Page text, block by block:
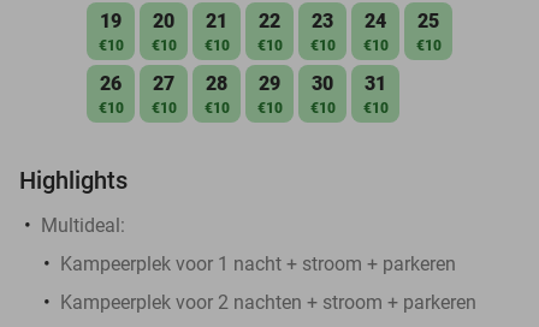
19
€10
20
€10
21
€10
22
€10
23
€10
24
€10
25
€10
26
€10
27
€10
28
€10
29
€10
30
€10
31
€10
Highlights
Multideal:
Kampeerplek voor 1 nacht + stroom + parkeren
Kampeerplek voor 2 nachten + stroom + parkeren